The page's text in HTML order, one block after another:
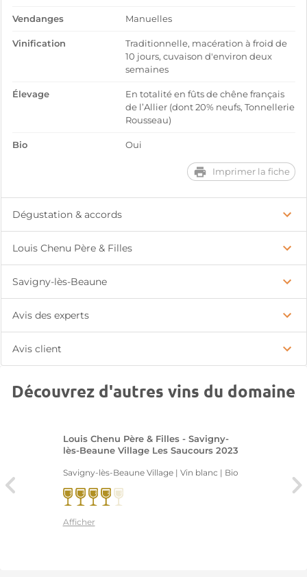
Vendanges Manuelles
Vinification
Traditionnelle, macération à froid de
10 jours, cuvaison d'environ deux
semaines
Élevage
En totalité en fûts de chêne français
de l’Allier (dont 20% neufs, Tonnellerie
Rousseau)
Bio Oui
Imprimer la fiche
Dégustation & accords
Louis Chenu Père & Filles
Savigny-lès-Beaune
Avis des experts
Avis client
Découvrez d'autres vins du domaine
Louis Chenu Père & Filles - Savigny-
lès-Beaune Village Les Saucours 2023
Savigny-lès-Beaune Village | Vin blanc | Bio
Afficher